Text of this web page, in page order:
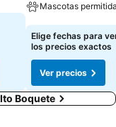
Mascotas
Ver precios
Elige fechas para
los precios exactos
Ver precios
Boquete